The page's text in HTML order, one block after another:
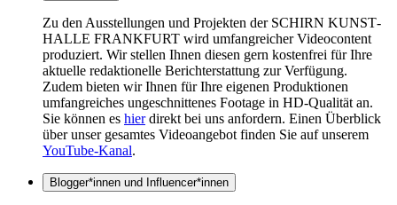
Zu den Ausstel­lun­gen und Projek­ten der SCHIRN KUNST­
HALLE FRANK­FURT wird umfang­rei­cher Video­con­tent
produ­ziert. Wir stel­len Ihnen diesen gern kosten­frei für Ihre
aktu­elle redak­tio­nelle Bericht­er­stat­tung zur Verfü­gung.
Zudem bieten wir Ihnen für Ihre eige­nen Produk­tio­nen
umfang­rei­ches ungeschnittenes Footage in HD-Quali­tät an.
Sie können es hierdirekt bei uns anfor­dern. Einen Über­blick
über unser gesam­tes Video­an­ge­bot finden Sie auf unse­rem
YouTube-Kanal.
Blogger*innen und Influencer*innen